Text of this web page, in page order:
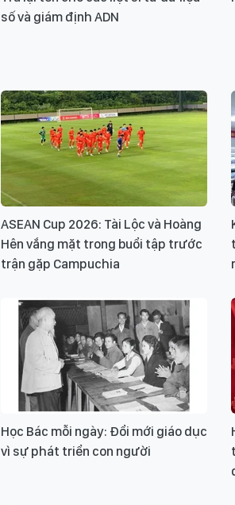
số và giám định ADN
ASEAN Cup 2026: Tài Lộc và Hoàng
Hên vắng mặt trong buổi tập trước
trận gặp Campuchia
Học Bác mỗi ngày: Đổi mới giáo dục
vì sự phát triển con người